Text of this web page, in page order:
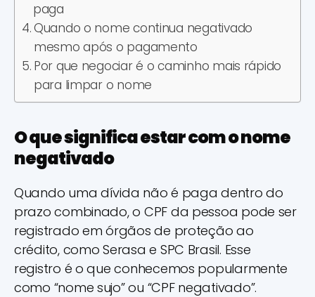
paga
Quando o nome continua negativado
mesmo após o pagamento
Por que negociar é o caminho mais rápido
para limpar o nome
O que significa estar com o nome
negativado
Quando uma dívida não é paga dentro do
prazo combinado, o CPF da pessoa pode ser
registrado em órgãos de proteção ao
crédito, como Serasa e SPC Brasil. Esse
registro é o que conhecemos popularmente
como “nome sujo” ou “CPF negativado”.